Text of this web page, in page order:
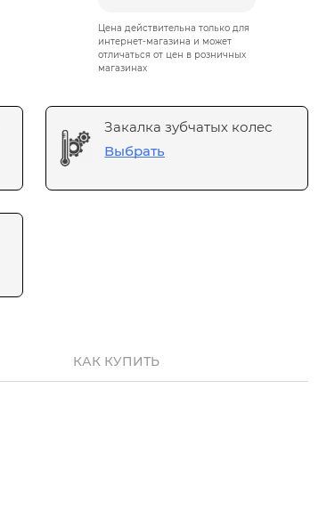
Цена действительна только для
интернет-магазина и может
отличаться от цен в розничных
магазинах
Закалка зубчатых колес
Выбрать
КАК КУПИТЬ